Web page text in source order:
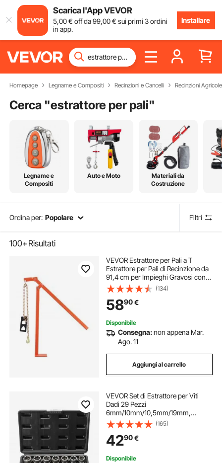
Scarica l'App VEVOR
5,00€ off da99,00€ sui primi 3 ordini
in app.
Installare
Homepage Legname e Compositi Recinzioni e Cancelli Recinzioni Agricole
Cerca "estrattore per pali"
Legname e
Compositi
Auto e Moto
Materiali da
Costruzione
Ordina per: Popolare Filtri
100+Risultati
VEVOR Estrattore per Pali a T
Estrattore per Pali di Recinzione da
91,4 cm per Impieghi Gravosi con
Piastra di Estrazione, Strumento di
Rimozione per Pali di Recinzione
Rotondi e Ceppi Albero
(134)
5890€
Disponibile
Consegna:non appena Mar.
Ago. 11
Aggiungi al carrello
VEVOR Set di Estrattore per Viti
Dadi 29 Pezzi
6mm/10mm/10,5mm/19mm,
Strumenti per la Rimozione di Viti
Danneggiate in Acciaio CR-MO con
Valigetta per la Rimozione di Bulloni
Danneggiati da Officina
(165)
4290€
Disponibile